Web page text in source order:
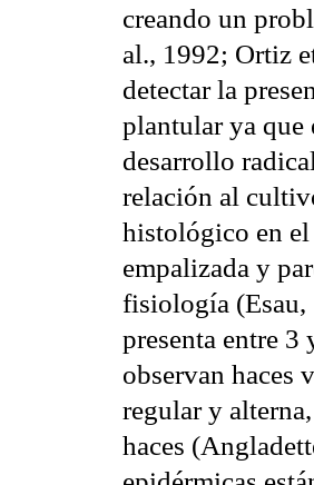
creando un
al., 1992; Ortiz
detectar la
plantular ya que
desarrollo
relación al
histológico en
empalizada y
fisiología
presenta entre 3
observan haces
regular y
haces